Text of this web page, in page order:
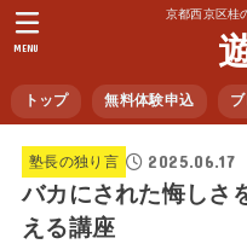
京都西京区桂
トップ 無料体験申込
MENU
塾長の独り言 2025.06.17
バカにされた悔しさ
える講座